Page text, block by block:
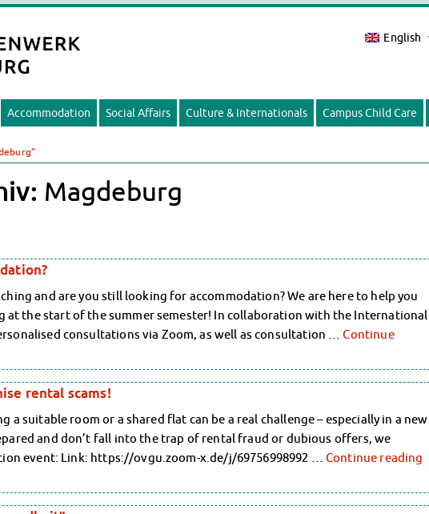
English
Accommodation Social Affairs Culture & Internationals Campus Child Care
Magdeburg
and are you still looking for accommodation? We are here to help you
at the start of the summer semester! In collaboration with the International
consultations via Zoom, as well as consultation …Continue
rental scams!
suitable room or a shared flat can be a real challenge – especially in a new
and don’t fall into the trap of rental fraud or dubious offers, we
event: Link: https://ovgu.zoom-x.de/j/69756998992 … Continue reading